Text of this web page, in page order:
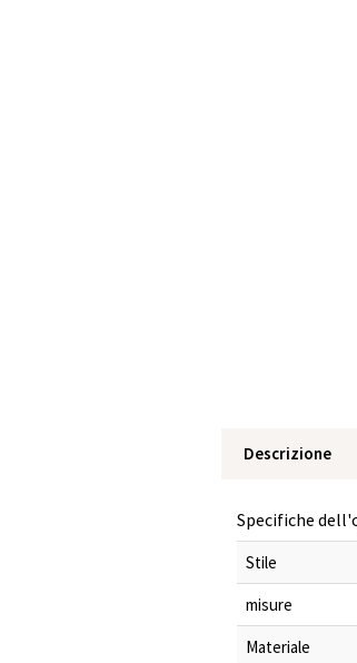
Descrizione
Specifiche
Stile
misure
Materiale